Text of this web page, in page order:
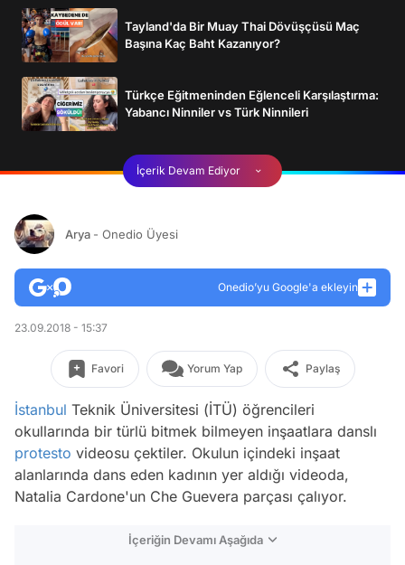
Tayland'da Bir Muay Thai Dövüşçüsü Maç
Başına Kaç Baht Kazanıyor?
Türkçe Eğitmeninden Eğlenceli Karşılaştırma:
Yabancı Ninniler vs Türk Ninnileri
İçerik Devam Ediyor
Arya - Onedio Üyesi
Onedio’yu Google'a ekleyin
23.09.2018 - 15:37
Favori Yorum Yap Paylaş
İstanbul Teknik Üniversitesi (İTÜ) öğrencileri
okullarında bir türlü bitmek bilmeyen inşaatlara danslı
protesto videosu çektiler. Okulun içindeki inşaat
alanlarında dans eden kadının yer aldığı videoda,
Natalia Cardone'un Che Guevera parçası çalıyor.
İçeriğin Devamı Aşağıda